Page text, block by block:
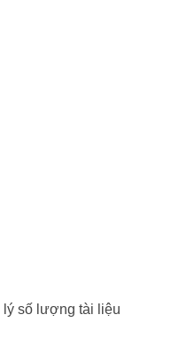
lý số lượng tài liệu